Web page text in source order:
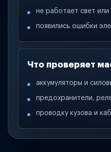
не работает свет
появились ошибки
Что проверяет
аккумуляторы и
предохранители,
проводку кузова и